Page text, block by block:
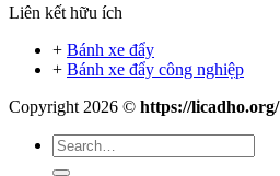
Liên kết hữu ích
+ Bánh xe đẩy
+ Bánh xe đẩy công nghiệp
Copyright 2026 © https://licadho.org/